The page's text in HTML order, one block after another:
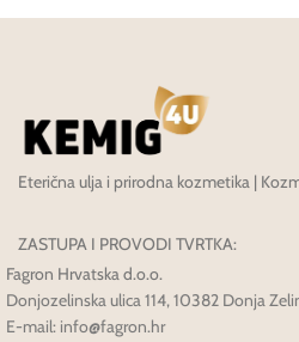
Eterična ulja i prirodna kozmetika |
ZASTUPA I PROVODI TVRTKA:
Fagron Hrvatska d.o.o.
Donjozelinska ulica 114, 10382 Donja
E-mail: info@fagron.hr